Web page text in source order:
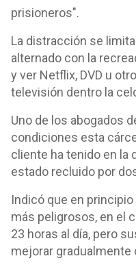
prisioneros".
La distracción se
alternado con la
y ver Netflix, DVD u
televisión dentro la
Uno de los abogados
condiciones esta
cliente ha tenido en la
estado recluido por
Indicó que en
más peligrosos, en el
23 horas al día, pero
mejorar gradualmente